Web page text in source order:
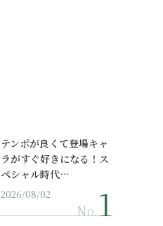
テンポが良くて登場キャ
ラがすぐ好きになる！ス
ペシャル時代…
2026/08/02
No.